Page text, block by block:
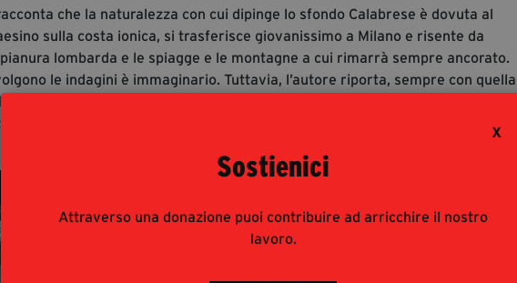
X
Sostienici
Attraverso una donazione puoi contribuire ad arricchire il nostro
lavoro.
che la naturalezza con cui dipinge lo sfondo Calabrese è dovuta al
sulla costa ionica, si trasferisce giovanissimo a Milano e risente da
lombarda e le spiagge e le montagne a cui rimarrà sempre ancorato.
le indagini è immaginario. Tuttavia, l’autore riporta, sempre con quella
volume, un episodio in cui uno spettatore lo ringrazia per aver
calabrese preferito. Che sia la Calabria universale, dopo questo fatto per